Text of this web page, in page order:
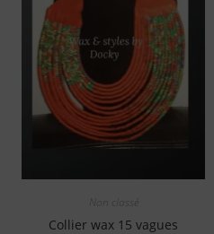
Non classé
Collier wax 15 vagues